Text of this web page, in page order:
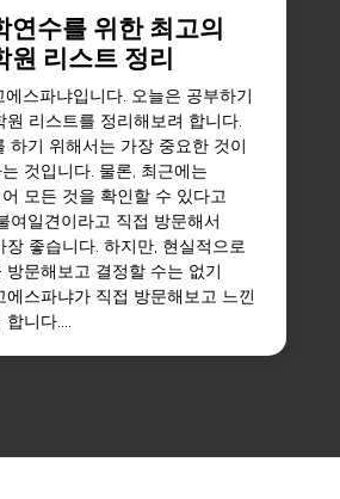
연수를 위한 최고의
원 리스트 정리
에스파냐입니다. 오늘은 공부하기
원 리스트를 정리해보려 합니다.
하기 위해서는 가장 중요한 것이
것입니다. 물론, 최근에는
모든 것을 확인할 수 있다고
여일견이라고 직접 방문해서
장 좋습니다. 하지만, 현실적으로
방문해보고 결정할 수는 없기
에스파냐가 직접 방문해보고 느낀
니다....